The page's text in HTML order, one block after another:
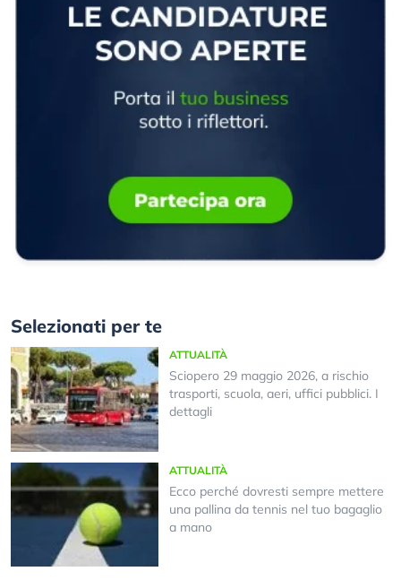
Selezionati per te
ATTUALITÀ
Sciopero 29 maggio 2026, a rischio
trasporti, scuola, aeri, uffici pubblici. I
dettagli
ATTUALITÀ
Ecco perché dovresti sempre mettere
una pallina da tennis nel tuo bagaglio
a mano